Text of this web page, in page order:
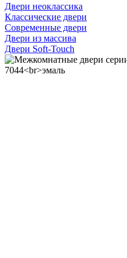
Двери неоклассика
Классические двери
Современные двери
Двери из массива
Двери Soft-Touch